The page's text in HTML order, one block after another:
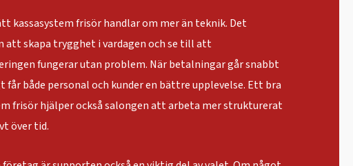
kassasystem frisör handlar om mer än teknik. Det
att skapa trygghet i vardagen och se till att
fungerar utan problem. När betalningar går snabbt
får både personal och kunder en bättre upplevelse. Ett bra
frisör hjälper också salongen att arbeta mer strukturerat
över tid.